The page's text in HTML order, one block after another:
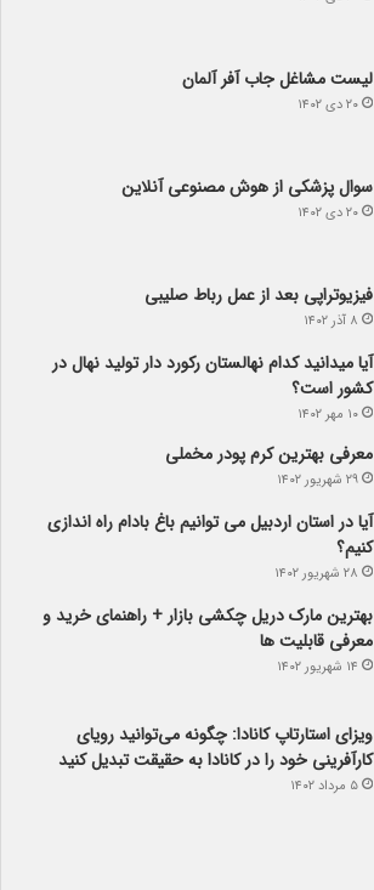
لیست مشاغل جاب آفر آلمان
۲۰ دی ۱۴۰۲
سوال پزشکی از هوش مصنوعی آنلاین
۲۰ دی ۱۴۰۲
فیزیوتراپی بعد از عمل رباط صلیبی
۸ آذر ۱۴۰۲
آیا می­دانید کدام نهالستان رکورد دار تولید نهال­ در
کشور است؟
۱۰ مهر ۱۴۰۲
معرفی بهترین کرم پودر مخملی
۲۹ شهریور ۱۴۰۲
آیا در استان اردبیل می توانیم باغ بادام راه اندازی
کنیم؟
۲۸ شهریور ۱۴۰۲
بهترین مارک دریل چکشی بازار + راهنمای خرید و
معرفی قابلیت ها
۱۴ شهریور ۱۴۰۲
ویزای استارتاپ کانادا: چگونه می‌توانید رویای
کارآفرینی خود را در کانادا به حقیقت تبدیل کنید
۵ مرداد ۱۴۰۲